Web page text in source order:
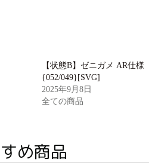
【状態B】ゼニガメ AR仕様
{052/049}[SVG]
2025年9月8日
全ての商品
め商品